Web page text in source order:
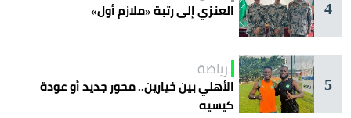
4 العنزي إلى رتبة «ملازم أول»
5
رياضة
الأهلي بين خيارين.. محور جديد أو عودة
كيسيه